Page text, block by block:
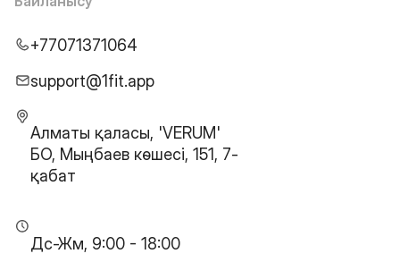
+77071371064
support@1fit.app
Алматы қаласы, 'VERUM'
БО, Мыңбаев көшесі, 151, 7-
қабат
Дс-Жм, 9:00 - 18:00